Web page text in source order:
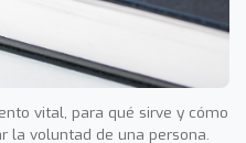
vital, para qué sirve y cómo
la voluntad de una persona.